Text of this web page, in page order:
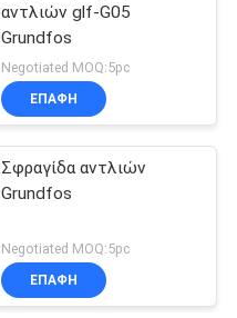
αντλιών glf-G05
Grundfos
Negotiated MOQ:5pc
ΕΠΑΦΉ
Σφραγίδα αντλιών
Grundfos
Negotiated MOQ:5pc
ΕΠΑΦΉ